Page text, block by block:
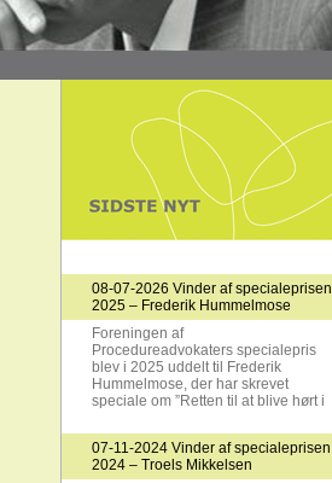
08-07-2026 Vinder af specialeprisen
2025 – Frederik Hummelmose
Foreningen af
Procedureadvokaters specialepris
blev i 2025 uddelt til Frederik
Hummelmose, der har skrevet
speciale om ”Retten til at blive hørt i
07-11-2024 Vinder af specialeprisen
2024 – Troels Mikkelsen